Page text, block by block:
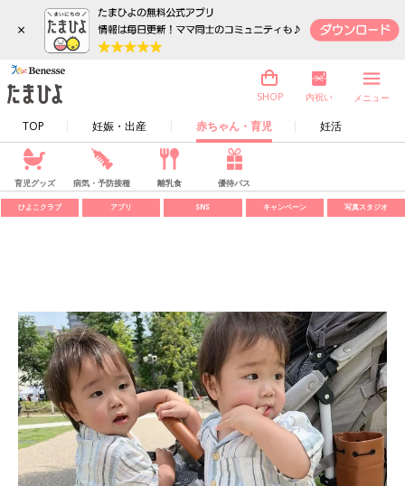
×
TOP 妊娠・出産 赤ちゃん・育児 妊活
SHOP 内祝い メニュー
育児グッズ 病気・予防接種 離乳食 優待パス
ひよこクラブ アプリ SNS キャンペーン 写真スタジオ